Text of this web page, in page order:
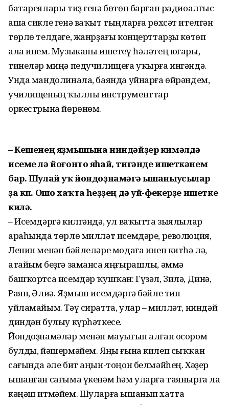
батареялары тиҙ генә бөтөп барған радиоалғыс
аша сикле генә ваҡыт тыңларға рөхсәт ителгән
төрлө телдәге, жанрҙағы концерттарҙы көтөп
ала инем. Музыканы ишетеү һәләтең юғары,
тинеләр миңә педучилищеға уҡырға ингәндә.
Унда мандолинала, баянда уйнарға өйрәндем,
училищеның ҡыллы инструменттар
оркестрына йөрөнөм.
– Кешенең яҙмышына ниндәйҙер кимәлдә
исеме лә йоғонто яһай, тигәнде ишеткәнем
бар. Шулай уҡ йондоҙнамәгә ышаныусылар
ҙа күп. Ошо хаҡта һеҙҙең дә уй-фекерҙе ишетке
килә.
– Исемдәргә килгәндә, ул ваҡытта зыялылар
араһында төрлө милләт исемдәре, революция,
Ленин менән бәйлеләре модаға инеп китһә лә,
атайым беҙгә заманса яңғырашлы, әммә
башҡортса исемдәр ҡушҡан: Гүзәл, Зилә, Динә,
Раян, Әлиә. Яҙмыш исемдәргә бәйле тип
уйламайым. Тәү сиратта, улар – милләт, ниндәй
диндән булыу күрһәткесе.
Йондоҙнамәләр менән мауығып алған осором
булды, йәшермәйем. Яңы ғына килеп сыҡҡан
сағында әле бит аңын-тоңон белмәйһең. Хәҙер
ышанған сағыма үкенәм һәм уларға таянырға ла
кәңәш итмәйем. Шуларға ышанып хатта